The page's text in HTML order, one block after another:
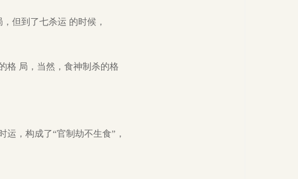
但到了七杀运 的时候，
格 局， 当然，食神制杀的格
，构成了“官制劫不生食”，